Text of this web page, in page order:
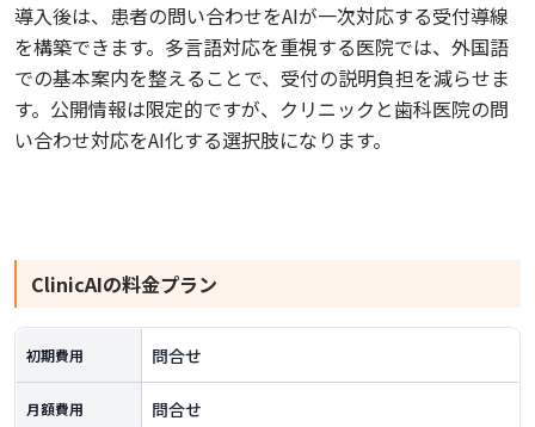
導入後は、患者の問い合わせをAIが一次対応する受付導線
を構築できます。多言語対応を重視する医院では、外国語
での基本案内を整えることで、受付の説明負担を減らせま
す。公開情報は限定的ですが、クリニックと歯科医院の問
い合わせ対応をAI化する選択肢になります。
ClinicAIの料金プラン
初期費用 問合せ
月額費用 問合せ